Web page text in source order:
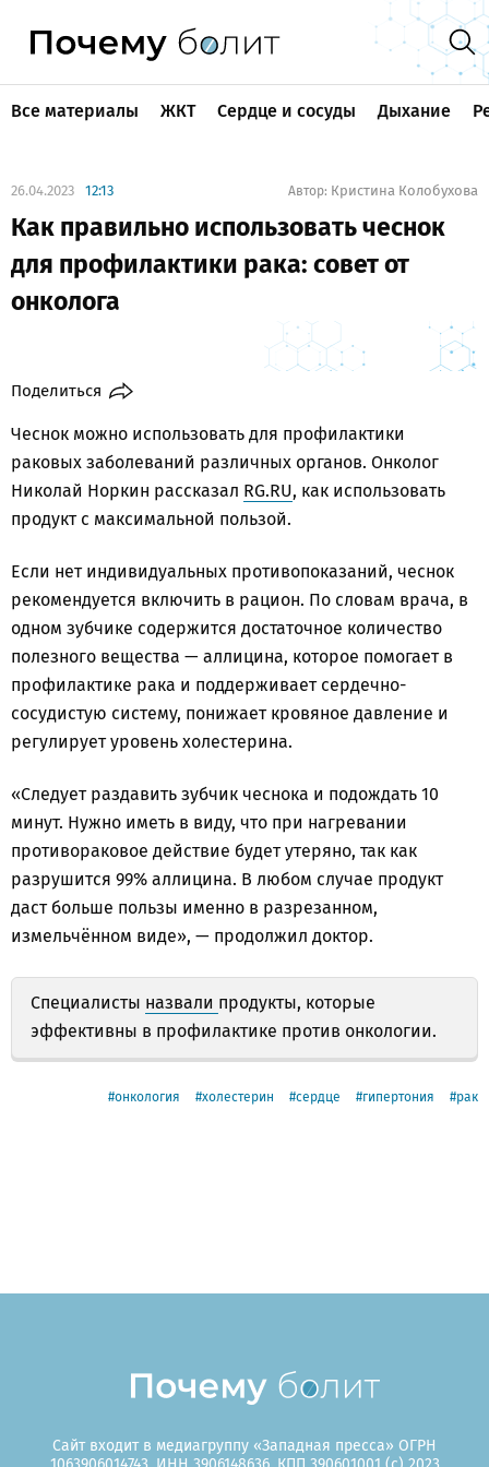
Все материалы ЖКТ Сердце и сосуды Дыхание
26.04.2023 12:13 Автор: Кристина Колобухова
Как правильно использовать чеснок
для профилактики рака: совет от
онколога
Поделиться
Чеснок можно использовать для профилактики
раковых заболеваний различных органов. Онколог
Николай Норкин рассказал RG.RU, как использовать
продукт с максимальной пользой.
Если нет индивидуальных противопоказаний, чеснок
рекомендуется включить в рацион. По словам врача, в
одном зубчике содержится достаточное количество
полезного вещества — аллицина, которое помогает в
профилактике рака и поддерживает сердечно-
сосудистую систему, понижает кровяное давление и
регулирует уровень холестерина.
«Следует раздавить зубчик чеснока и подождать 10
минут. Нужно иметь в виду, что при нагревании
противораковое действие будет утеряно, так как
разрушится 99% аллицина. В любом случае продукт
даст больше пользы именно в разрезанном,
измельчённом виде», — продолжил доктор.
Специалисты назвали продукты, которые
эффективны в профилактике против онкологии.
онкология холестерин сердце гипертония рак
Сайт входит в медиагруппу «Западная пресса» ОГРН